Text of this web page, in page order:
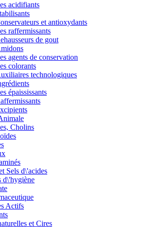
acidifiants
et antioxydants
raffermissants
de gout
agents de conservation
colorants
technologiques
épaississants
Cholins
Sels d\'acides
d\'hygiène
Actifs
et Cires